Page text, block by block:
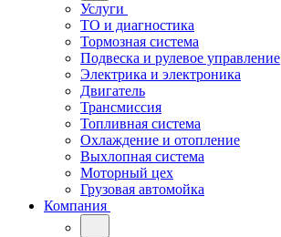
Услуги
ТО и диагностика
Тормозная система
Подвеска и рулевое управление
Электрика и электроника
Двигатель
Трансмиссия
Топливная система
Охлаждение и отопление
Выхлопная система
Моторный цех
Грузовая автомойка
Компания